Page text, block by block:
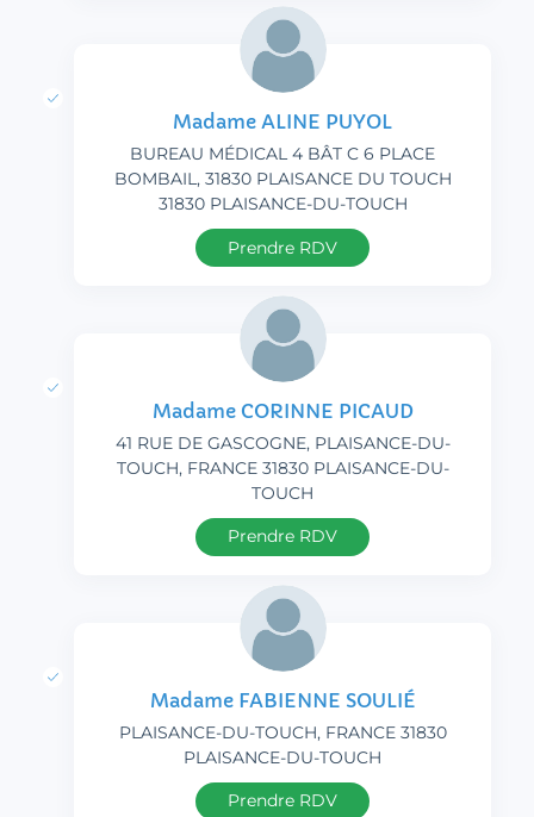
Madame ALINE PUYOL
BUREAU MÉDICAL 4 BÂT C 6 PLACE
BOMBAIL, 31830 PLAISANCE DU TOUCH
31830 PLAISANCE-DU-TOUCH
Prendre RDV
Madame CORINNE PICAUD
41 RUE DE GASCOGNE, PLAISANCE-DU-
TOUCH, FRANCE 31830 PLAISANCE-DU-
TOUCH
Prendre RDV
Madame FABIENNE SOULIÉ
PLAISANCE-DU-TOUCH, FRANCE 31830
PLAISANCE-DU-TOUCH
Prendre RDV